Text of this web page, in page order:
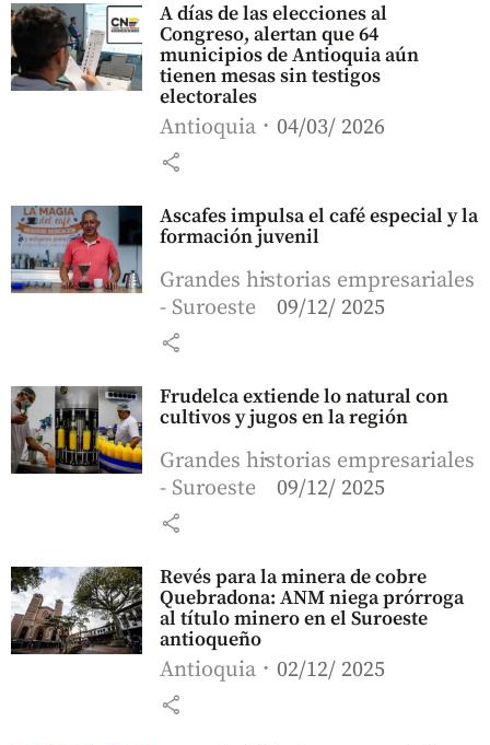
A días de las elecciones al
Congreso, alertan que 64
municipios de Antioquia aún
tienen mesas sin testigos
electorales
Antioquia 04/03/ 2026
share
Ascafes impulsa el café especial y la
formación juvenil
Grandes historias empresariales
- Suroeste
09/12/ 2025
share
Frudelca extiende lo natural con
cultivos y jugos en la región
Grandes historias empresariales
- Suroeste
09/12/ 2025
share
Revés para la minera de cobre
Quebradona: ANM niega prórroga
al título minero en el Suroeste
antioqueño
Antioquia 02/12/ 2025
share